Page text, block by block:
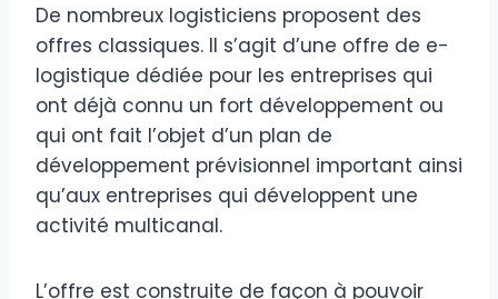
De nombreux logisticiens proposent des
offres classiques. Il s’agit d’une offre de e-
logistique dédiée pour les entreprises qui
ont déjà connu un fort développement ou
qui ont fait l’objet d’un plan de
développement prévisionnel important ainsi
qu’aux entreprises qui développent une
activité multicanal.
L’offre est construite de façon à pouvoir